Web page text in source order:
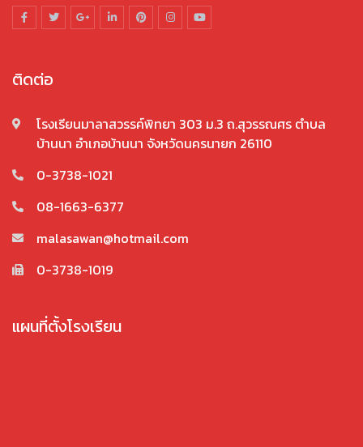
ติดต่อ
โรงเรียนมาลาสวรรค์พิทยา 303 ม.3 ถ.สุวรรณศร ตำบล
บ้านนา อำเภอบ้านนา จังหวัดนครนายก 26110
0-3738-1021
08-1663-6377
malasawan@hotmail.com
0-3738-1019
แผนที่ตั้งโรงเรียน